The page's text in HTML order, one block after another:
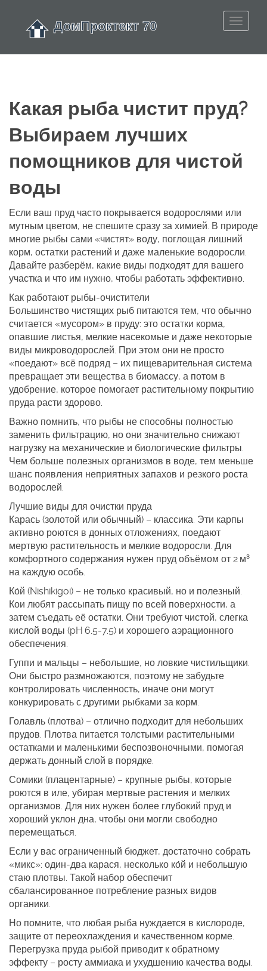
Какая рыба чистит пруд?
Выбираем лучших
помощников для чистой
воды
Если ваш пруд часто покрывается водорослями или
мутным цветом, не спешите сразу за химией. В природе
многие рыбы сами «чистят» воду, поглощая лишний
корм, остатки растений и даже маленькие водоросли.
Давайте разберём, какие виды подходят для вашего
участка и что им нужно, чтобы работать эффективно.
Как работают рыбы‑очистители
Большинство чистящих рыб питаются тем, что обычно
считается «мусором» в пруду: это остатки корма,
опавшие листья, мелкие насекомые и даже некоторые
виды микроводорослей. При этом они не просто
«поедают» всё подряд – их пищеварительная система
превращает эти вещества в биомассу, а потом в
удобрение, которое помогает растительному покрытию
пруда расти здорово.
Важно помнить, что рыбы не способны полностью
заменить фильтрацию, но они значительно снижают
нагрузку на механические и биологические фильтры.
Чем больше полезных организмов в воде, тем меньше
шанс появления неприятных запахов и резкого роста
водорослей.
Лучшие виды для очистки пруда
Карась (золотой или обычный) – классика. Эти карпы
активно роются в донных отложениях, поедают
мертвую растительность и мелкие водоросли. Для
комфортного содержания нужен пруд объёмом от 2 м³
на каждую особь.
Ко́й (Nishikigoi) – не только красивый, но и полезный.
Кои любят рассыпать пищу по всей поверхности, а
затем съедать её остатки. Они требуют чистой, слегка
кислой воды (pH 6.5‑7.5) и хорошего аэрационного
обеспечения.
Гуппи и мальцы – небольшие, но ловкие чистильщики.
Они быстро размножаются, поэтому не забудьте
контролировать численность, иначе они могут
конкурировать с другими рыбками за корм.
Голавль (плотва) – отлично подходит для небольших
прудов. Плотва питается толстыми растительными
остатками и маленькими беспозвоночными, помогая
держать донный слой в порядке.
Сомики (плацентарные) – крупные рыбы, которые
роются в иле, убирая мертвые растения и мелких
организмов. Для них нужен более глубокий пруд и
хороший уклон дна, чтобы они могли свободно
перемещаться.
Если у вас ограниченный бюджет, достаточно собрать
«микс»: один‑два карася, несколько ко́й и небольшую
стаю плотвы. Такой набор обеспечит
сбалансированное потребление разных видов
органики.
Но помните, что любая рыба нуждается в кислороде,
защите от переохлаждения и качественном корме.
Перегрузка пруда рыбой приводит к обратному
эффекту – росту аммиака и ухудшению качества воды.